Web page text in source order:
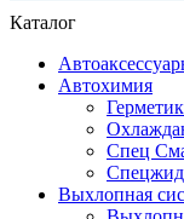
Каталог
Автохимия
Спец
Выхлопная